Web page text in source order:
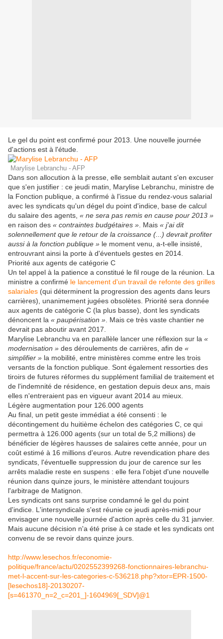
Le gel du point est confirmé pour 2013. Une nouvelle journée
d'actions est à l'étude.
Marylise Lebranchu - AFP
Dans son allocution à la presse, elle semblait autant s'en excuser
que s'en justifier : ce jeudi matin, Marylise Lebranchu, ministre de
la Fonction publique, a confirmé à l'issue du rendez-vous salarial
avec les syndicats qu'un dégel du point d'indice, base de calcul
du salaire des agents, « ne sera pas remis en cause pour 2013 »
en raison des « contraintes budgétaires » . Mais « j'ai dit
solennellement que le retour de la croissance (...) devrait profiter
aussi à la fonction publique » le moment venu, a-t-elle insisté,
entrouvrant ainsi la porte à d'éventuels gestes en 2014.
Priorité aux agents de catégorie C
Un tel appel à la patience a constitué le fil rouge de la réunion. La
ministre a confirmé le lancement d'un travail de refonte des grilles
salariales (qui déterminent la progression des agents dans leurs
carrières), unanimement jugées obsolètes. Priorité sera donnée
aux agents de catégorie C (la plus basse), dont les syndicats
dénoncent la « paupérisation » . Mais ce très vaste chantier ne
devrait pas aboutir avant 2017.
Marylise Lebranchu va en parallèle lancer une réflexion sur la «
modernisation » des déroulements de carrières, afin de «
simplifier » la mobilité, entre ministères comme entre les trois
versants de la fonction publique. Sont également ressorties des
tiroirs de futures réformes du supplément familial de traitement et
de l'indemnité de résidence, en gestation depuis deux ans, mais
elles n'entreraient pas en vigueur avant 2014 au mieux.
Légère augmentation pour 126.000 agents
Au final, un petit geste immédiat a été consenti : le
décontingement du huitième échelon des catégories C, ce qui
permettra à 126.000 agents (sur un total de 5,2 millions) de
bénéficier de légères hausses de salaires cette année, pour un
coût estimé à 16 millions d'euros. Autre revendication phare des
syndicats, l'éventuelle suppression du jour de carence sur les
arrêts maladie reste en suspens : elle fera l'objet d'une nouvelle
réunion dans quinze jours, le ministère attendant toujours
l'arbitrage de Matignon.
Les syndicats ont sans surprise condamné le gel du point
d'indice. L'intersyndicale s'est réunie ce jeudi après-midi pour
envisager une nouvelle journée d'action après celle du 31 janvier.
Mais aucune décision n'a été prise à ce stade et les syndicats ont
convenu de se revoir dans quinze jours.
http://www.lesechos.fr/economie-
politique/france/actu/0202552399268-fonctionnaires-lebranchu-
met-l-accent-sur-les-categories-c-536218.php?xtor=EPR-1500-
[lesechos18]-20130207-
[s=461370_n=2_c=201_]-1604969[_SDV]@1